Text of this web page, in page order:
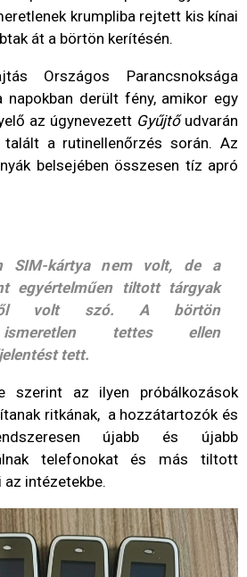
krumpliba rejtett kis kínai
át a börtön kerítésén.
Országos Parancsnoksága
derült fény, amikor egy
az úgynevezett Gyűjtőudvarán
a rutinellenőrzés során. Az
belsejében összesen tíz apró
SIM-kártya nem volt, de a
egyértelműen tiltott tárgyak
volt szó. A börtön
ismeretlen tettes ellen
tett.
szerint az ilyen próbálkozások
ritkának, a hozzátartozók és
újabb és újabb
telefonokat és más tiltott
intézetekbe.